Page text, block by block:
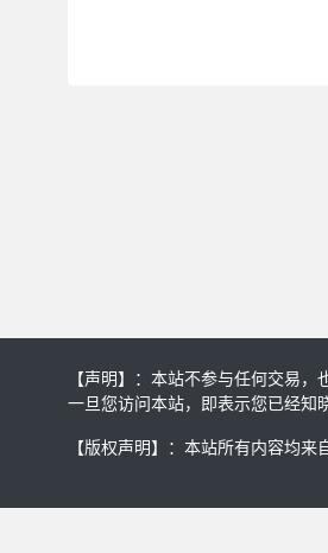
【声明】：本站不参与任何交易
一旦您访问本站，即表示您已经知
【版权声明】：本站所有内容均